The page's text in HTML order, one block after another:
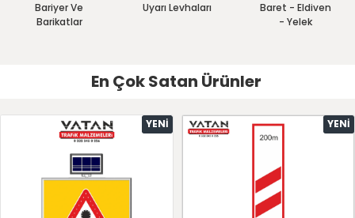
Bariyer Ve
Barikatlar
Uyarı Levhaları
Baret - Eldiven
- Yelek
En Çok Satan Ürünler
YENI YENI